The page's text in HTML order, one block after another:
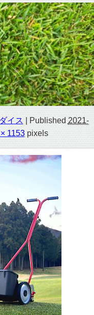
イス | Published 2021-
1153pixels